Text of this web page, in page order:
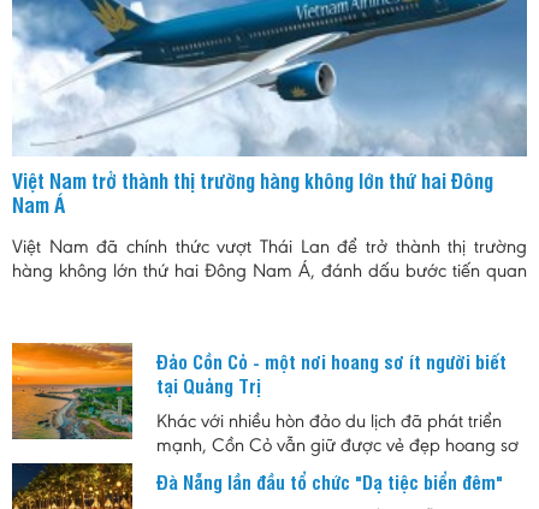
Việt Nam trở thành thị trường hàng không lớn thứ hai Đông
Nam Á
Việt Nam đã chính thức vượt Thái Lan để trở thành thị trường
hàng không lớn thứ hai Đông Nam Á, đánh dấu bước tiến quan
Đảo Cồn Cỏ - một nơi hoang sơ ít người biết
tại Quảng Trị
Khác với nhiều hòn đảo du lịch đã phát triển
mạnh, Cồn Cỏ vẫn giữ được vẻ đẹp hoang sơ
cùng nhịp sống chậm. Đây là lựa chọn phù
hợp cho những ai muốn tìm một nơi nghỉ ngắn
Đà Nẵng lần đầu tổ chức "Dạ tiệc biển đêm"